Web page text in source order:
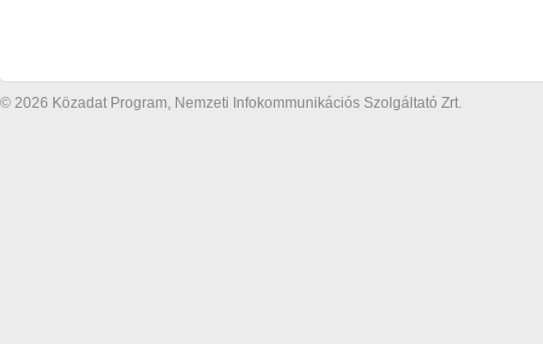
© 2026 Közadat Program, Nemzeti Infokommunikációs Szolgáltató Zrt.